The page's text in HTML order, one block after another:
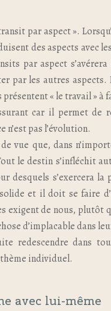
par aspect ».
des aspects avec
par aspect
par les autres
« le travail » à
car il permet de
n’est pas l’évolution.
vue que, dans
le destin s’infléchit
desquels s’exercera
et il doit se faire
exigent de nous, plutôt
d’implacable dans
redescendre dans
individuel.
avec lui-même